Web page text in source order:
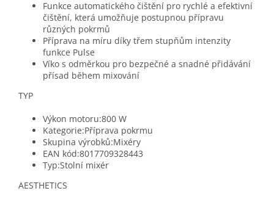
Funkce automatického čištění pro rychlé a efektivní
čištění, která umožňuje postupnou přípravu
různých pokrmů
Příprava na míru díky třem stupňům intenzity
funkce Pulse
Víko s odměrkou pro bezpečné a snadné přidávání
přísad během mixování
​TYP
Výkon motoru:800 W
Kategorie:Příprava pokrmu
Skupina výrobků:Mixéry
EAN kód:8017709328443
Typ:Stolní mixér
AESTHETICS